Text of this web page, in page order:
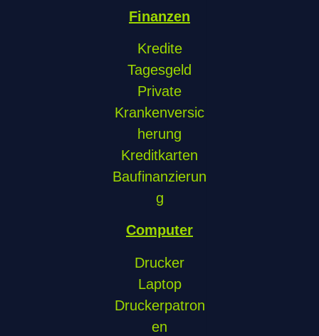
Finanzen
Kredite
Tagesgeld
Private
Krankenversic
herung
Kreditkarten
Baufinanzierun
g
Computer
Drucker
Laptop
Druckerpatron
en